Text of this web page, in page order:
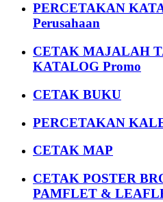
PERCETAKAN
Perusahaan
CETAK MAJALAH
KATALOG Promo
CETAK BUKU
PERCETAKAN
CETAK MAP
CETAK POSTER
PAMFLET &